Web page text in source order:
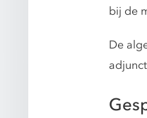
bij de
De